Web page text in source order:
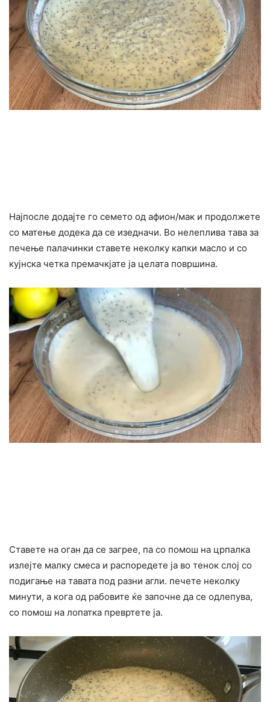
Најпосле додајте го семето од афион/мак и продолжете
со матење додека да се изедначи. Во нелеплива тава за
печење палачинки ставете неколку капки масло и со
кујнска четка премачкјате ја целата површина.
Ставете на оган да се загрее, па со помош на црпалка
излејте малку смеса и распоредете ја во тенок слој со
подигање на тавата под разни агли. печете неколку
минути, а кога од рабовите ќе започне да се одлепува,
со помош на лопатка превртете ја.